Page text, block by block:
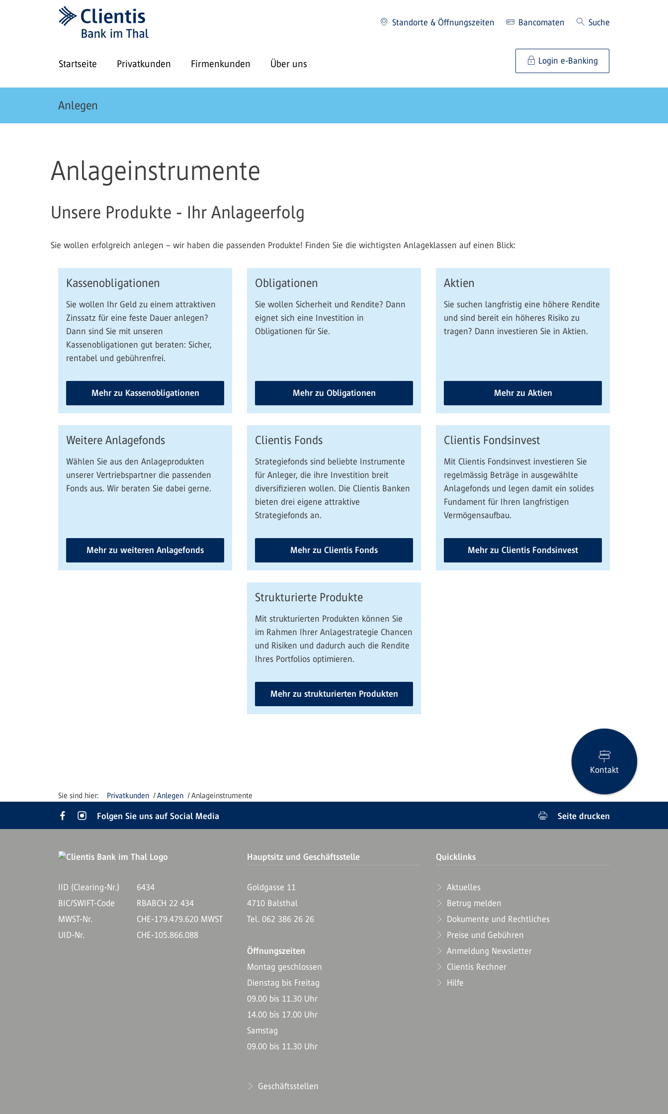
Standorte & Öffnungszeiten Bancomaten Suche
Startseite Privatkunden Firmenkunden Über uns Login e-Banking
Anlegen
Anlageinstrumente
Unsere Produkte - Ihr Anlageerfolg
Sie wollen erfolgreich anlegen – wir haben die passenden Produkte! Finden Sie die wichtigsten Anlageklassen auf einen Blick:
Kassenobligationen
Sie wollen Ihr Geld zu einem attraktiven
Zinssatz für eine feste Dauer anlegen?
Dann sind Sie mit unseren
Kassenobligationen gut beraten: Sicher,
rentabel und gebührenfrei.
Mehr zu Kassenobligationen
Obligationen
Sie wollen Sicherheit und Rendite? Dann
eignet sich eine Investition in
Obligationen für Sie.
Mehr zu Obligationen
Aktien
Sie suchen langfristig eine höhere Rendite
und sind bereit ein höheres Risiko zu
tragen? Dann investieren Sie in Aktien.
Mehr zu Aktien
Weitere Anlagefonds
Wählen Sie aus den Anlageprodukten
unserer Vertriebspartner die passenden
Fonds aus. Wir beraten Sie dabei gerne.
Mehr zu weiteren Anlagefonds
Clientis Fonds
Strategiefonds sind beliebte Instrumente
für Anleger, die ihre Investition breit
diversifizieren wollen. Die Clientis Banken
bieten drei eigene attraktive
Strategiefonds an.
Mehr zu Clientis Fonds
Clientis Fondsinvest
Mit Clientis Fondsinvest investieren Sie
regelmässig Beträge in ausgewählte
Anlagefonds und legen damit ein solides
Fundament für Ihren langfristigen
Vermögensaufbau.
Mehr zu Clientis Fondsinvest
Strukturierte Produkte
Mit strukturierten Produkten können Sie
im Rahmen Ihrer Anlagestrategie Chancen
und Risiken und dadurch auch die Rendite
Ihres Portfolios optimieren.
Mehr zu strukturierten Produkten
Privatkunden Anlegen Anlageinstrumente
Kontakt
Folgen Sie uns auf Social Media Seite drucken
Hauptsitz und Geschäftsstelle Quicklinks
IID (Clearing-Nr.)
6434
BIC/SWIFT-Code
RBABCH 22 434
MWST-Nr.
CHE-179.479.620 MWST
UID-Nr.
CHE-105.866.088
Goldgasse 11
4710 Balsthal
Tel. 062 386 26 26
Öffnungszeiten
Montag geschlossen
Dienstag bis Freitag
09.00 bis 11.30 Uhr
14.00 bis 17.00 Uhr
Samstag
09.00 bis 11.30 Uhr
Geschäftsstellen
Aktuelles
Betrug melden
Dokumente und Rechtliches
Preise und Gebühren
Anmeldung Newsletter
Clientis Rechner
Hilfe